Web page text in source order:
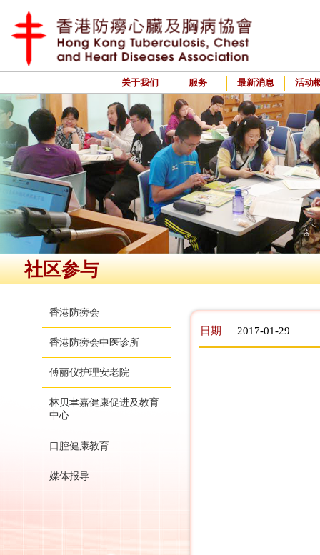
关于我们 服务 最新消息 活动
社区参与
香港防痨会
香港防痨会中医诊所
傅丽仪护理安老院
林贝聿嘉健康促进及教育
中心
口腔健康教育
媒体报导
日期 2017-01-29